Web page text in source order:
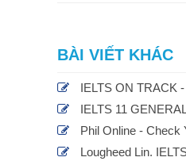
BÀI VIẾT KHÁC
IELTS ON TRACK
IELTS 11
Phil Online - Check
Lougheed Lin.